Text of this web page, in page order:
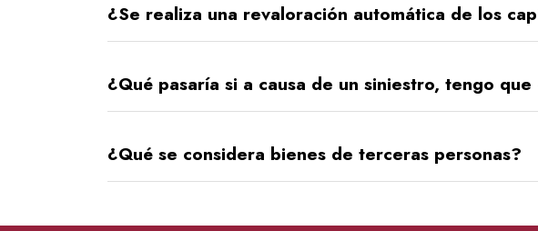
¿Se realiza una revaloración automática de los
¿Qué pasaría si a causa de un siniestro, tengo
¿Qué se considera bienes de terceras personas?